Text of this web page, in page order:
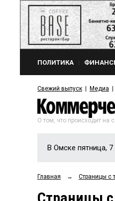
ПОЛИТИКА
Свежий выпуск Медиа
О том, что происходит на
В Омске пятница, 7
Главная → Страницы c